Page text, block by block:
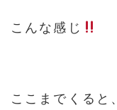
こんな感じ
ここまでくると